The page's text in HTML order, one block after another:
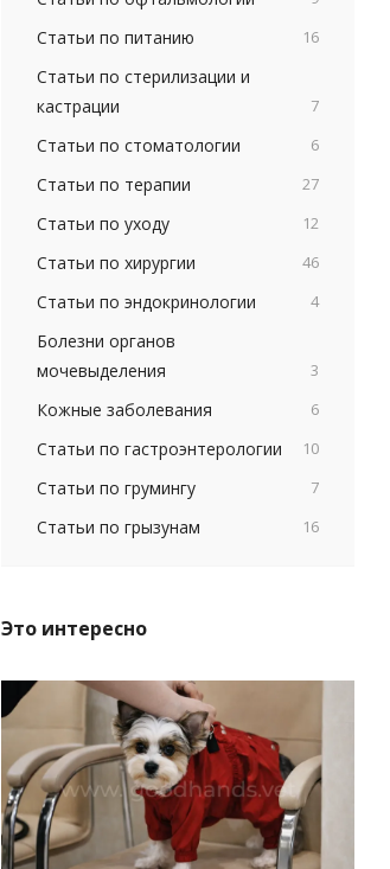
Статьи по питанию 16
Статьи по стерилизации и
кастрации
7
Статьи по стоматологии 6
Статьи по терапии 27
Статьи по уходу 12
Статьи по хирургии 46
Статьи по эндокринологии 4
Болезни органов
мочевыделения
3
Кожные заболевания 6
Статьи по гастроэнтерологии 10
Статьи по грумингу 7
Статьи по грызунам 16
Это интересно